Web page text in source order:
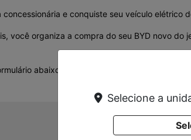
e conquiste seu veículo elétrico
você organiza a compra do seu BYD novo
abaixo e fale com a nossa equipe.
Selecione a